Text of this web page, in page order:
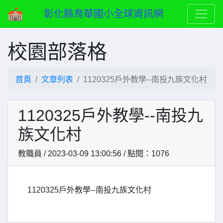
彰化縣育華國小全球資訊網
校園部落格
首頁 文章列表 1120325戶外教學--南投九族文化村
1120325戶外教學--南投九
族文化村
教職員 / 2023-03-09 13:00:56 / 點閱：1076
1120325戶外教學--南投九族文化村